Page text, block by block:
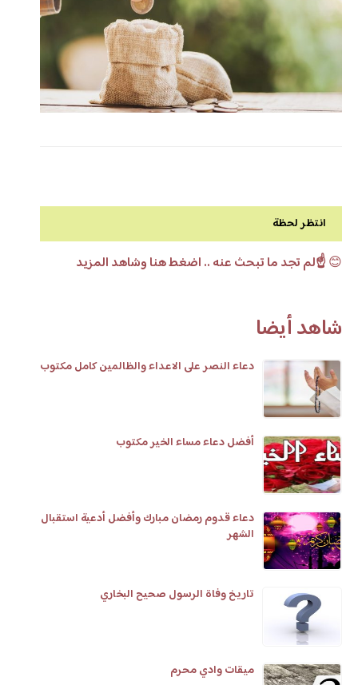
انتظر لحظة
😊☝️لم تجد ما تبحث عنه .. اضغط هنا وشاهد المزيد
شاهد أيضا
دعاء النصر على الاعداء والظالمين كامل مكتوب
أفضل دعاء مساء الخير مكتوب
دعاء قدوم رمضان مبارك وأفضل أدعية استقبال
الشهر
تاريخ وفاة الرسول صحيح البخاري
ميقات وادي محرم